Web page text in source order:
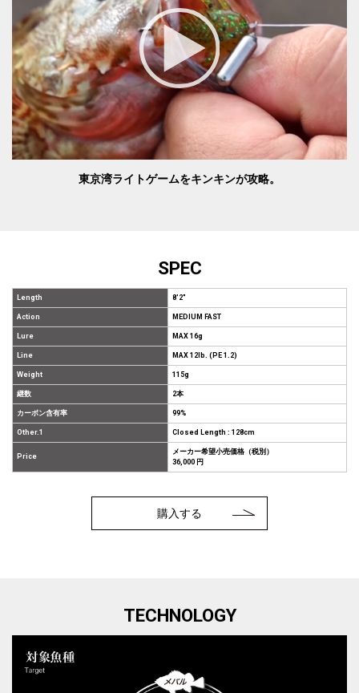
東京湾ライトゲームをキンキンが攻略。
SPEC
Length 8'2"
Action MEDIUM FAST
Lure MAX 16g
Line MAX 12lb. (PE 1.2)
Weight 115g
継数 2本
カーボン含有率 99%
Other.1 Closed Length : 128cm
Price
メーカー希望小売価格（税別）
36,000 円
購入する
TECHNOLOGY